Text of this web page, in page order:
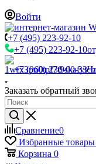
Войти
+7 (495) 223-92-10
+7 (495) 223-92-10
+7 (960) 230-00-33
Заказать обратный
Сравнение0
Избранные товары
Корзина 0